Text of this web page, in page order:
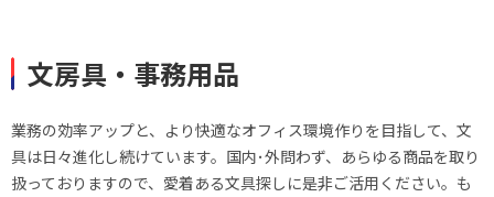
文房具・事務用品
業務の効率アップと、より快適なオフィス環境作りを目指して、文
具は日々進化し続けています。国内･外問わず、あらゆる商品を取り
扱っておりますので、愛着ある文具探しに是非ご活用ください。も